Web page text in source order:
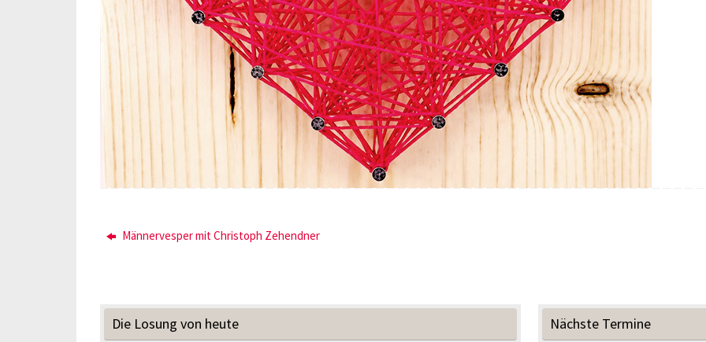
Männervesper mit Christoph Zehendner
Die Losung von heute Nächste Termine